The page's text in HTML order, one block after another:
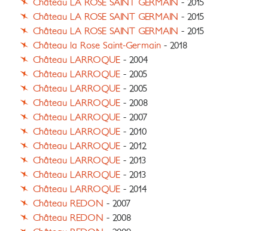
Château LA ROSE SAINT GERMAIN - 2015
Château LA ROSE SAINT GERMAIN - 2015
Château LA ROSE SAINT GERMAIN - 2015
Château la Rose Saint-Germain - 2018
Château LARROQUE - 2004
Château LARROQUE - 2005
Château LARROQUE - 2005
Château LARROQUE - 2008
Château LARROQUE - 2007
Château LARROQUE - 2010
Château LARROQUE - 2012
Château LARROQUE - 2013
Château LARROQUE - 2013
Château LARROQUE - 2014
Château REDON - 2007
Château REDON - 2008